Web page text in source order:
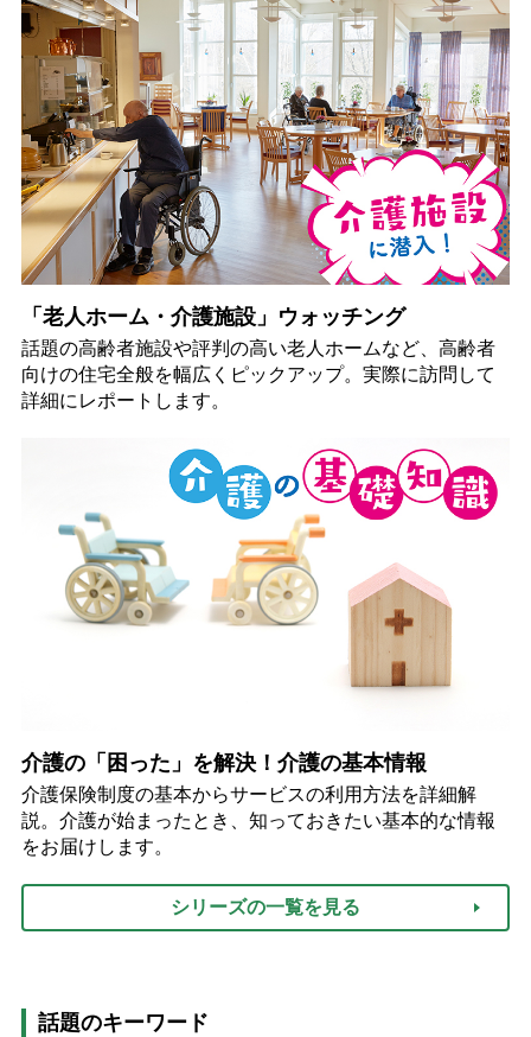
「老人ホーム・介護施設」ウォッチング
話題の高齢者施設や評判の高い老人ホームなど、高齢者
向けの住宅全般を幅広くピックアップ。実際に訪問して
詳細にレポートします。
介護の「困った」を解決！介護の基本情報
介護保険制度の基本からサービスの利用方法を詳細解
説。介護が始まったとき、知っておきたい基本的な情報
をお届けします。
シリーズの一覧を見る
話題のキーワード